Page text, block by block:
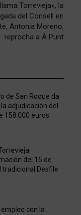
Torrevieja», la
del Consell en
Antonia Moreno,
reprocha a À Punt
de San Roque da
adjudicación del
158.000 euros
del 15 de
tradicional Desfile
con la